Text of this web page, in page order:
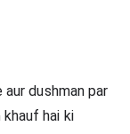
dushman par
khauf hai ki